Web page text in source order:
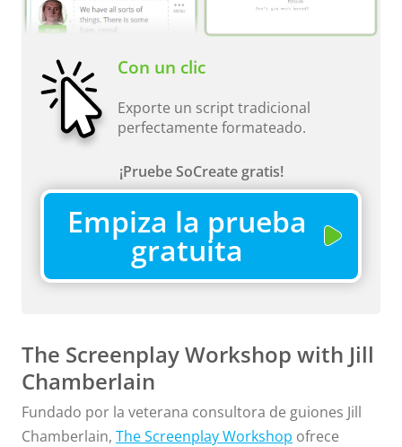
Con un clic
Exporte un script tradicional
perfectamente formateado.
¡Pruebe SoCreate gratis!
Empiza la prueba
gratuita
The Screenplay Workshop with Jill
Chamberlain
Fundado por la veterana consultora de guiones Jill
Chamberlain, The Screenplay Workshop ofrece